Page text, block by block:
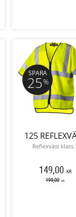
till i favoriter
till i favoriter
125
Reflexväst klass
149,00 KR
199,00 KR
SPARA
25%